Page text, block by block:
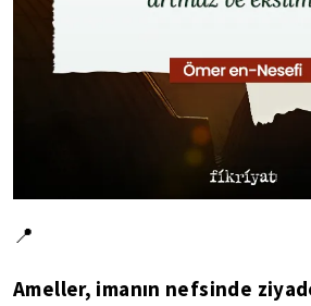
📍
Ameller, imanın nefsinde